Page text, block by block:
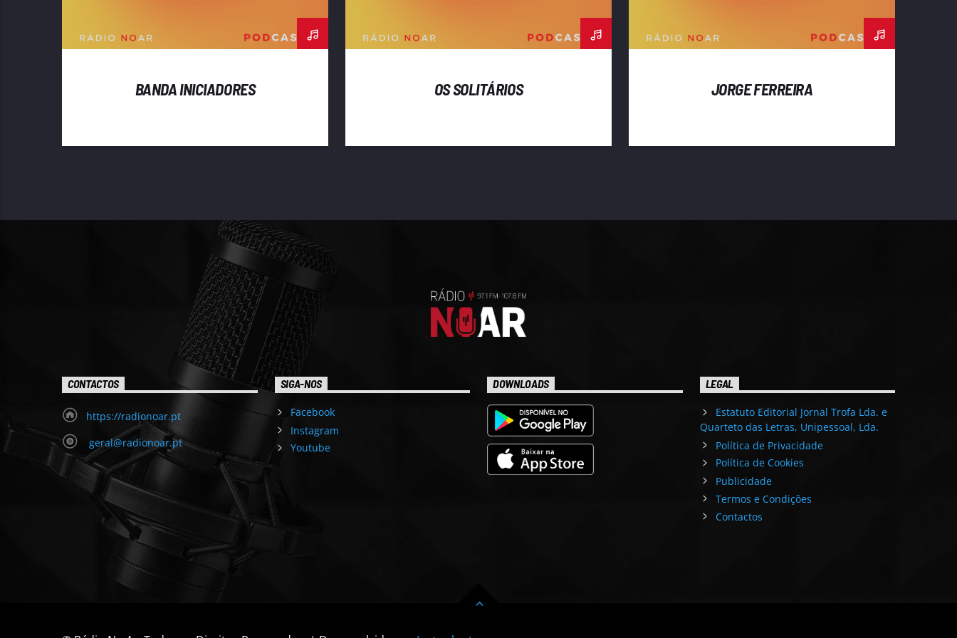
BANDA INICIADORES OS SOLITÁRIOS JORGE FERREIRA
CONTACTOS
https://radionoar.pt
geral@radionoar.pt
SIGA-NOS
Facebook
Instagram
Youtube
DOWNLOADS LEGAL
Estatuto Editorial Jornal Trofa Lda. e
Quarteto das Letras, Unipessoal, Lda.
Política de Privacidade
Política de Cookies
Publicidade
Termos e Condições
Contactos